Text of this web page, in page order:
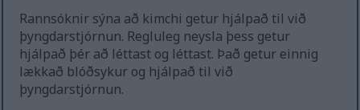
Rannsóknir sýna að kimchi getur hjálpað til við
þyngdarstjórnun. Regluleg neysla þess getur
hjálpað þér að léttast og léttast. Það getur einnig
lækkað blóðsykur og hjálpað til við
þyngdarstjórnun.